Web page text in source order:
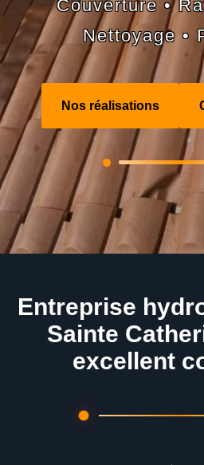
Couverture •
Nettoyage •
Nos réalisations
Entreprise
Sainte
excellent